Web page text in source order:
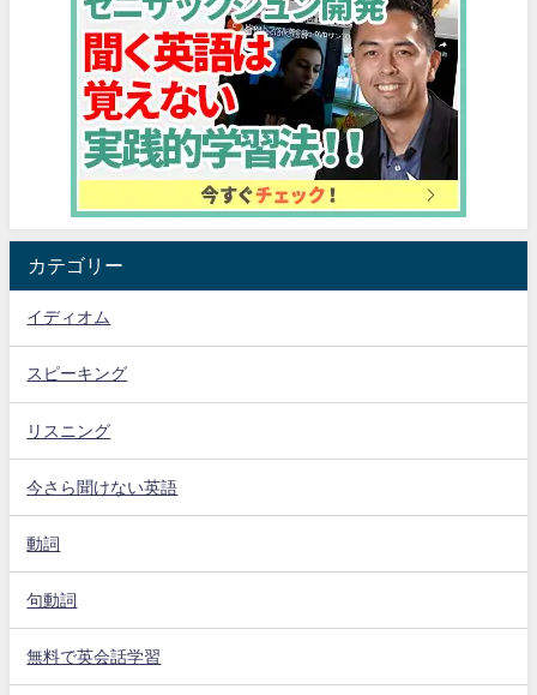
カテゴリー
イディオム
スピーキング
リスニング
今さら聞けない英語
動詞
句動詞
無料で英会話学習